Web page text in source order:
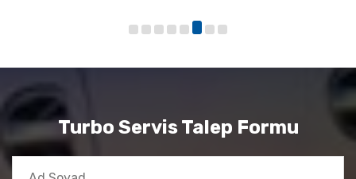
Turbo Servis Talep Formu